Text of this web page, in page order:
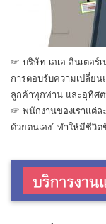
☞ บริษัท เอเอ อินเตอร์
การตอบรับความเปลี่ย
ลูกค้าทุกท่าน และอุทิศ
☞ พนักงานของเราแต่ล
ด้วยตนเอง” ทำให้มีชีวิ